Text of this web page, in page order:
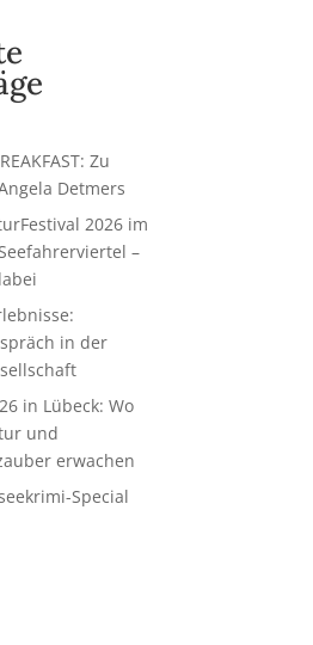
Zu
Detmers
2026 im
–
in der
in Lübeck: Wo
und
erwachen
Special